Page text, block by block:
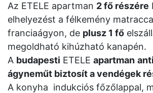
Az ETELE apartman 2 fő részére
elhelyezést a félkemény
franciaágyon, de plusz 1 fő
megoldható kihúzható kanapén.
A budapesti ETELE apartman
ágyneműt biztosít a vendégek
A konyha indukciós főzőlappal,